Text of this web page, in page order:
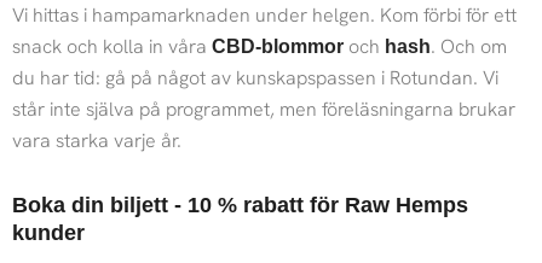
Vi hittas i hampamarknaden under helgen. Kom förbi för ett
snack och kolla in våra CBD-blommor och hash. Och om
du har tid: gå på något av kunskapspassen i Rotundan. Vi
står inte själva på programmet, men föreläsningarna brukar
vara starka varje år.
Boka din biljett - 10 % rabatt för Raw Hemps
kunder